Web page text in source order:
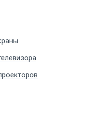
в кредит. Превосходное
комплектующие. ✨ Полную
задать вопрос по
любой
в правом-нижнем углу.